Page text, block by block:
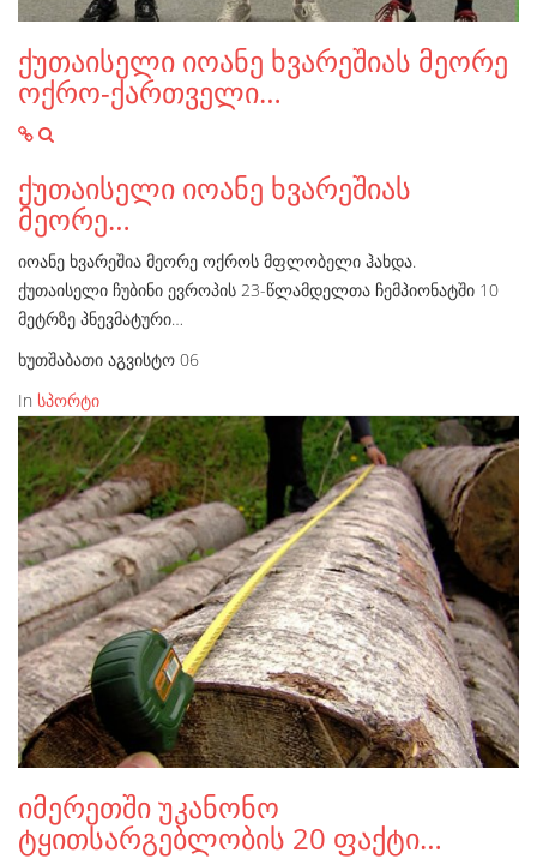
ქუთაისელი იოანე ხვარეშიას მეორე
ოქრო-ქართველი…
ქუთაისელი იოანე ხვარეშიას
მეორე…
იოანე ხვარეშია მეორე ოქროს მფლობელი ჰახდა.
ქუთაისელი ჩუბინი ევროპის 23-წლამდელთა ჩემპიონატში 10
მეტრზე პნევმატური…
ხუთშაბათი აგვისტო 06
In სპორტი
იმერეთში უკანონო
ტყითსარგებლობის 20 ფაქტი…